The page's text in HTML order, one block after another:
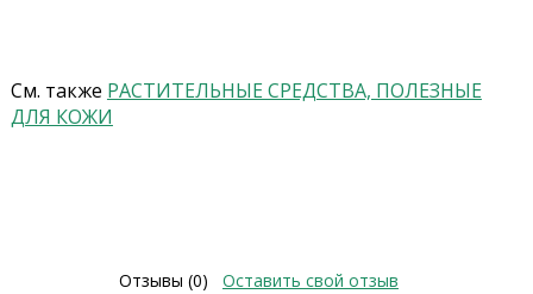
См. также РАСТИТЕЛЬНЫЕ СРЕДСТВА, ПОЛЕЗНЫЕ
ДЛЯ КОЖИ
Отзывы (0) Оставить свой отзыв